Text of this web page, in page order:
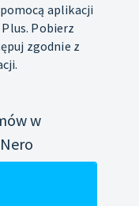
aplikacji
Pobierz
zgodnie z
w